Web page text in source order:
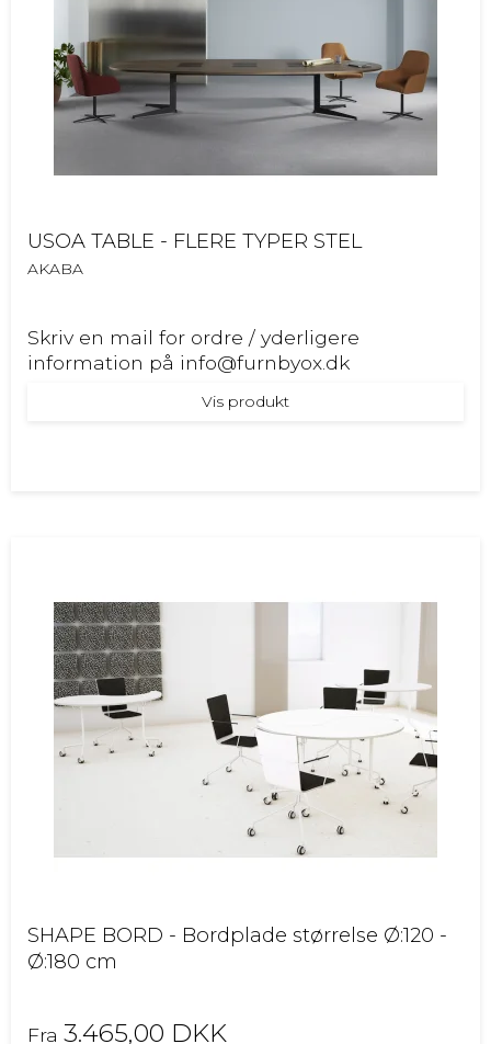
USOA TABLE - FLERE TYPER STEL
AKABA
Skriv en mail for ordre / yderligere
information på info@furnbyox.dk
Vis produkt
SHAPE BORD - Bordplade størrelse Ø:120 -
Ø:180 cm
Fra 3.465,00 DKK